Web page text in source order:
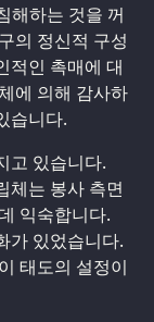
해하는 것을 꺼
의 정신적 구성
적인 촉매에 대
에 의해 감사하
습니다.
고 있습니다.
체는 봉사 측면
익숙합니다.
가 있었습니다.
태도의 설정이